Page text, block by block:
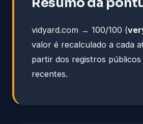
vidyard.com → 100/100 (
valor é recalculado a cada
partir dos registros públicos
recentes.